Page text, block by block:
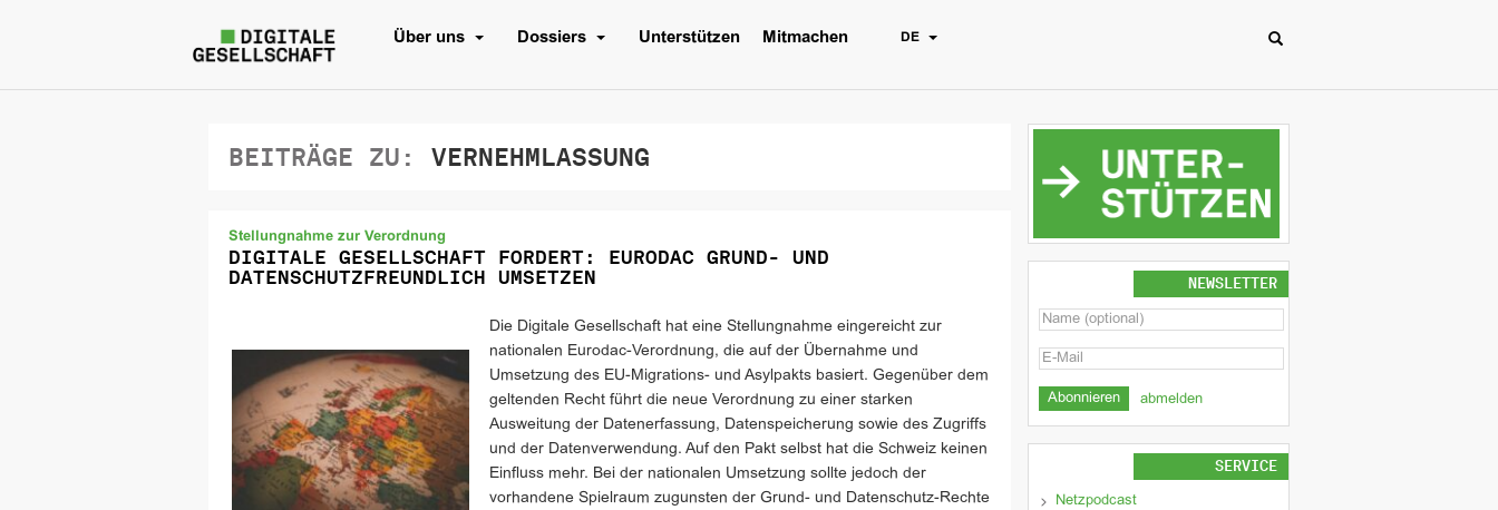
Über uns Dossiers Unterstützen Mitmachen DE
BEITRÄGE ZU: VERNEHMLASSUNG
Stellungnahme zur Verordnung
DIGITALE GESELLSCHAFT FORDERT: EURODAC GRUND- UND
DATENSCHUTZFREUNDLICH UMSETZEN
Die Digitale Gesellschaft hat eine Stellungnahme eingereicht zur
nationalen Eurodac-Verordnung, die auf der Übernahme und
Umsetzung des EU-Migrations- und Asylpakts basiert. Gegenüber dem
geltenden Recht führt die neue Verordnung zu einer starken
Ausweitung der Datenerfassung, Datenspeicherung sowie des Zugriffs
und der Datenverwendung. Auf den Pakt selbst hat die Schweiz keinen
Einfluss mehr. Bei der nationalen Umsetzung sollte jedoch der
vorhandene Spielraum zugunsten der Grund- und Datenschutz-Rechte
NEWSLETTER
abmelden
SERVICE
Netzpodcast